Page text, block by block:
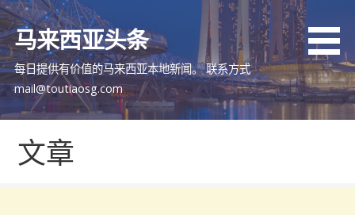
跳
至
内
容
马来西亚头条
每日提供有价值的马来西亚本地新闻。 联系方式
mail@toutiaosg.com
文章